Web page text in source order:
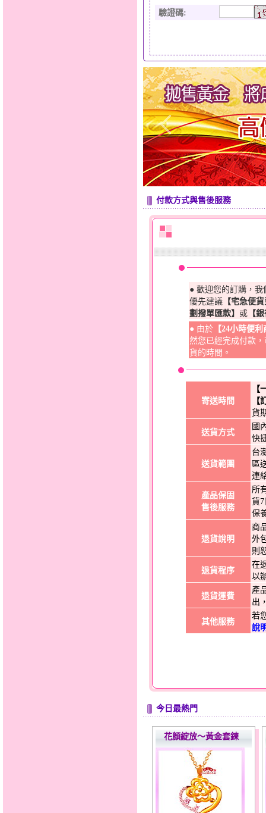
驗證碼:
付款方式與售後服務
● 歡迎您的訂購，
優先建議 【宅急便
劃撥單匯款】 或 【
● 由於 【24小時便
然您已經完成付款
貨的時間。
寄送時間
【
【
貨
送貨方式
國
快
送貨範圍
台
區
連
產品保固
售後服務
所
貨
保
退貨說明
商
外
則
退貨程序
在
以
退貨運費
產
出
其他服務
若
說
今日最熱門
花顏綻放～黃金套鍊